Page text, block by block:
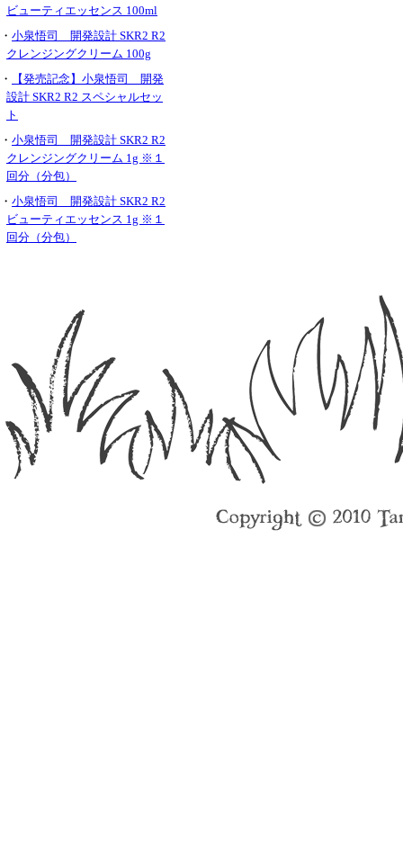
ビューティエッセンス 100ml
・ 小泉悟司 開発設計 SKR2 R2
クレンジングクリーム 100g
・
【発売記念】小泉悟司 開発
設計 SKR2 R2 スペシャルセッ
ト
・ 小泉悟司 開発設計 SKR2 R2
クレンジングクリーム 1g ※１
回分（分包）
・ 小泉悟司 開発設計 SKR2 R2
ビューティエッセンス 1g ※１
回分（分包）